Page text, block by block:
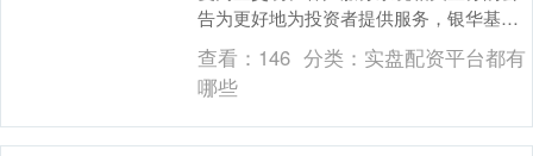
告为更好地为投资者提供服务，银华基金
管理股份有限公司（以下简称“本公司”）将
进行系统升级....
查看： 146 分类： 实盘配资平台都有
哪些